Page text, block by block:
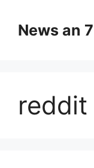
Inhalt
springen
News an
reddit